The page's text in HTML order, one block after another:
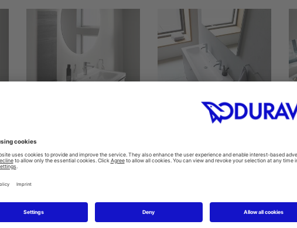
ME by Starck